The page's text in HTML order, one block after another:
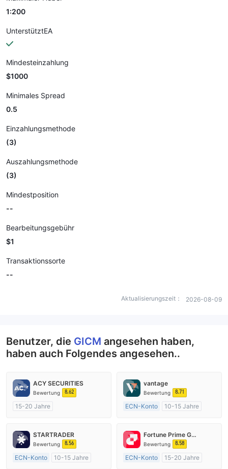
1:200
UnterstütztEA
Mindesteinzahlung
$1000
Minimales Spread
0.5
Einzahlungsmethode
(3)
Auszahlungsmethode
(3)
Mindestposition
--
Bearbeitungsgebühr
$1
Transaktionssorte
--
Aktualisierungszeit： 2026-08-09
Benutzer, die GICM angesehen haben,
haben auch Folgendes angesehen..
ACY SECURITIES
Bewertung 8.62
15-20 Jahre
Market Making (MM)
MT4-Volllizenz
vantage
Bewertung 8.71
ECN-Konto
10-15 Jahre
Market Making (MM)
MT4-Volllizenz
STARTRADER
Bewertung 8.56
ECN-Konto
10-15 Jahre
Fortune Prime Global
Bewertung 8.58
ECN-Konto
15-20 Jahre